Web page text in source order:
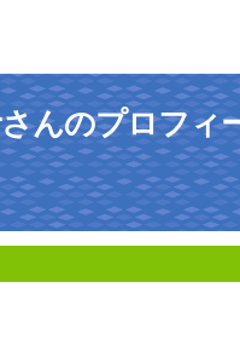
んのプロフィ